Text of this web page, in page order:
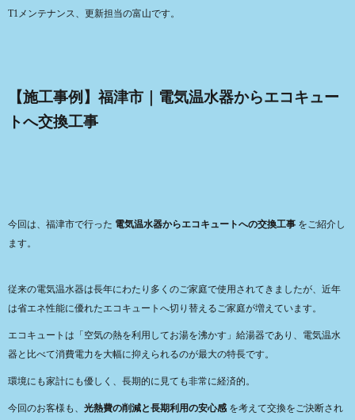
T1メンテナンス、更新担当の富山です。
【施工事例】福津市｜電気温水器からエコキュー
トへ交換工事
今回は、福津市で行った 電気温水器からエコキュートへの交換工事 をご紹介し
ます。
従来の電気温水器は長年にわたり多くのご家庭で使用されてきましたが、近年
は省エネ性能に優れたエコキュートへ切り替えるご家庭が増えています。
エコキュートは「空気の熱を利用してお湯を沸かす」給湯器であり、電気温水
器と比べて消費電力を大幅に抑えられるのが最大の特長です。
環境にも家計にも優しく、長期的に見ても非常に経済的。
今回のお客様も、 光熱費の削減と長期利用の安心感 を考えて交換をご決断され